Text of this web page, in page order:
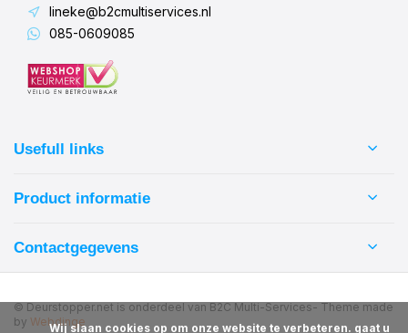
lineke@b2cmultiservices.nl
085-0609085
Usefull links
Product informatie
Contactgegevens
© Deurstopper.net is onderdeel van B2C Multi-Services- Theme made
by Webdinge
            Wij slaan cookies op om onze website te verbeteren. gaat u